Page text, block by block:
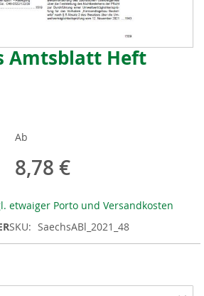
Amtsblatt Heft
Ab
8,78 €
etwaiger Porto und Versandkosten
SKU SaechsABl_2021_48